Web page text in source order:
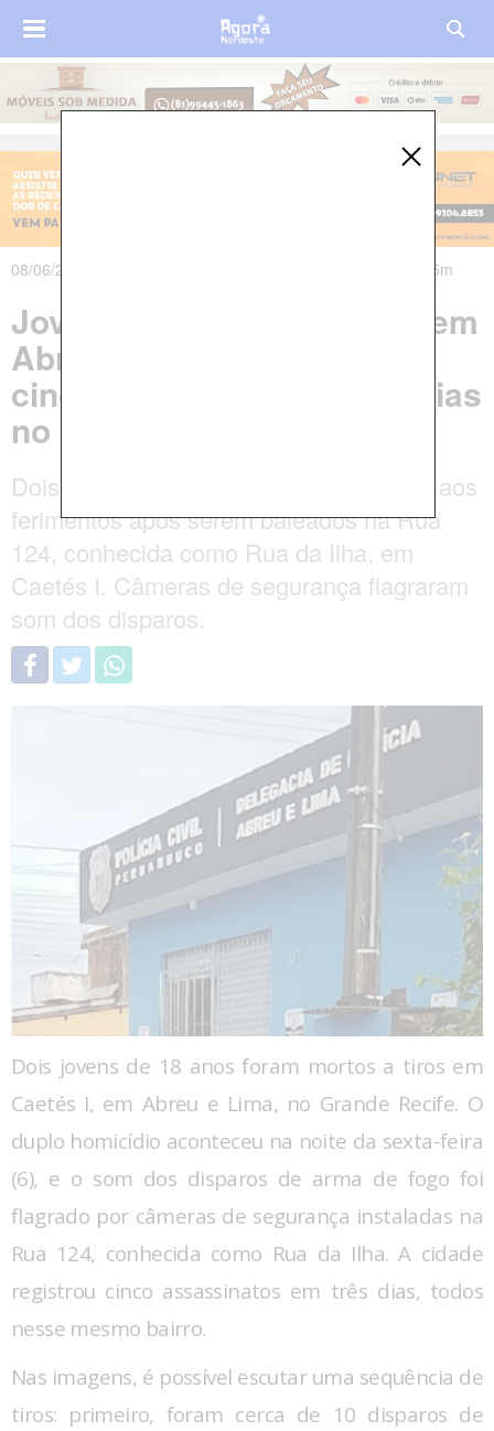
08/06/2026 às 04h43m - Atualizado em 08/06/2026 às 05h15m
Jovens são mortos a tiros em
Abreu e Lima; cidade tem
cinco homicídios em três dias
no mesmo bairro
Dois homens de 18 anos não resistiram aos
ferimentos após serem baleados na Rua
124, conhecida como Rua da Ilha, em
Caetés I. Câmeras de segurança flagraram
som dos disparos.
Dois jovens de 18 anos foram mortos a tiros em
Caetés I, em Abreu e Lima, no Grande Recife. O
duplo homicídio aconteceu na noite da sexta-feira
(6), e o som dos disparos de arma de fogo foi
flagrado por câmeras de segurança instaladas na
Rua 124, conhecida como Rua da Ilha.A cidade
registrou cinco assassinatos em três dias, todos
nesse mesmo bairro.
Nas imagens, é possível escutar uma sequência de
tiros: primeiro, foram cerca de 10 disparos de